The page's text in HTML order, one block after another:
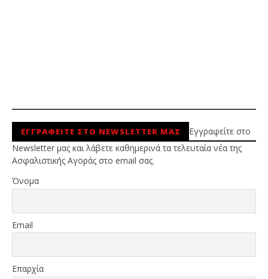
ΕΓΓΡΑΦΕΙΤΕ ΣΤΟ NEWSLETTER ΜΑΣ
Εγγραφείτε στο
Newsletter μας και λάβετε καθημερινά τα τελευταία νέα της
Ασφαλιστικής Αγοράς στο email σας.
Όνομα
Email
Επαρχία